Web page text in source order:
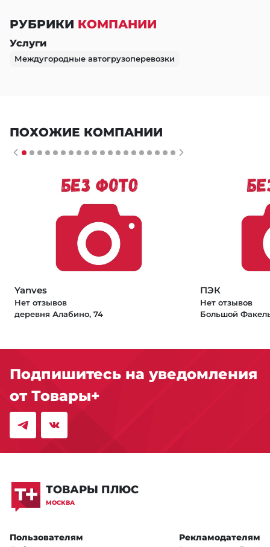
РУБРИКИ КОМПАНИИ
Услуги
Междугородные автогрузоперевозки
ПОХОЖИЕ КОМПАНИИ
Yanves
Нет отзывов
деревня Алабино, 74
ПЭК
Нет отзывов
Большой
Подпишитесь на уведомления
от Товары+
ТОВАРЫ ПЛЮС
МОСКВА
Пользователям Рекламодателям